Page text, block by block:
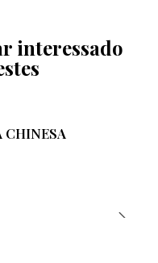
interessado
CHINESA